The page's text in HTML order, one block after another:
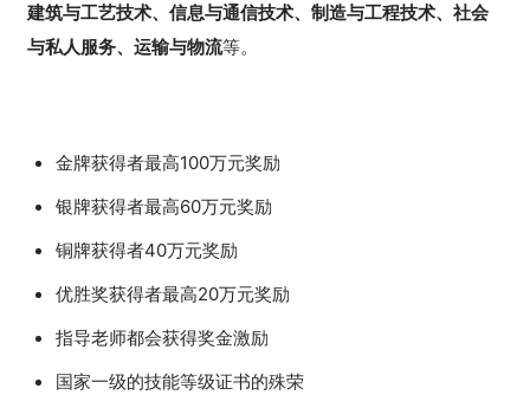
建筑与工艺技术、信息与通信技术、制造与工程技术、社会
与私人服务、运输与物流等。
金牌获得者最高100万元奖励
银牌获得者最高60万元奖励
铜牌获得者40万元奖励
优胜奖获得者最高20万元奖励
指导老师都会获得奖金激励
国家一级的技能等级证书的殊荣